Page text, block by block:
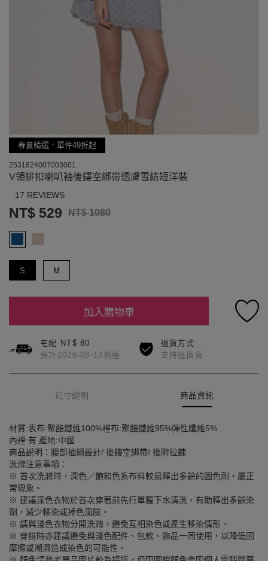
春夏精選．單件49折起
2531824007003001
V領排扣喇叭袖後鏤空綁帶透膚雪紡短洋裝
17 REVIEWS
NT$ 529 NT$ 1080
S M
加入購物車
宅配 NT$ 80
預計2026-08-13到達
退貨方式
支持退換貨
尺寸說明 商品資訊
材質:表布:聚酯纖維100%裡布:聚酯纖維95%彈性纖維5%
內裡:有 產地:中國
商品説明：腰部抽繩設計/ 後鏤空綁帶/ 後附拉鍊
洗滌注意事項：
※ 首次洗滌時，深色／飽和色系布料較易釋出多餘的固色劑，屬正
常現象。
※ 建議深色衣物於首次穿著前先行單獨下水清洗，有助釋出多餘染
劑，減少移染或掉色風險。
※ 請與淺色衣物分開洗滌，避免互相染色或產生移染情形。
※ 穿搭時亦建議避免與淺色配件、包款、飾品一同使用，以降低因
摩擦或潮濕造成染色的可能性。